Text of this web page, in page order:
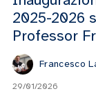
2025-2026
Professor
Francesco
29/01/2026